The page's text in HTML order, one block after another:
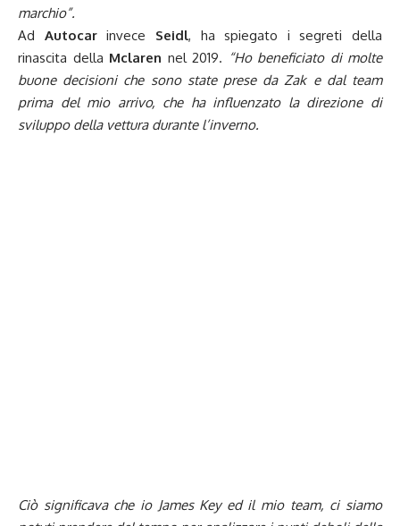
marchio”.
Ad Autocar invece Seidl, ha spiegato i segreti della
rinascita della Mclaren nel 2019. “Ho beneficiato di molte
buone decisioni che sono state prese da Zak e dal team
prima del mio arrivo, che ha influenzato la direzione di
sviluppo della vettura durante l’inverno.
Ciò significava che io James Key ed il mio team, ci siamo